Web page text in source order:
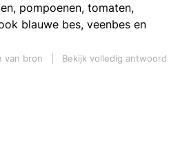
pompoenen, tomaten,
blauwe bes, veenbes en
van bron
Bekijk volledig antwoord